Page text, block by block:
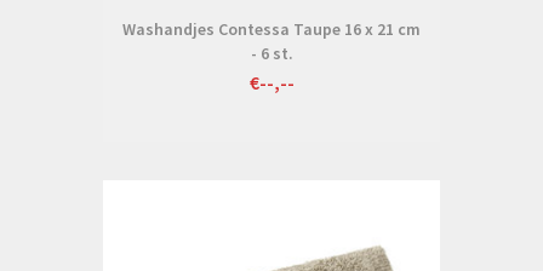
Washandjes Contessa Taupe 16 x 21 cm
- 6 st.
€--,--